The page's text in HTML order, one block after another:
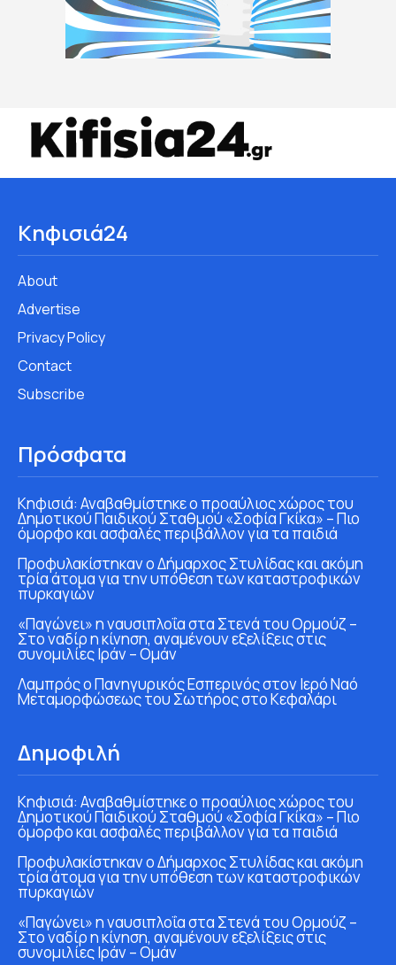
Κηφισιά24
About
Advertise
Privacy Policy
Contact
Subscribe
Πρόσφατα
Κηφισιά: Αναβαθμίστηκε ο προαύλιος χώρος του
Δημοτικού Παιδικού Σταθμού «Σοφία Γκίκα» – Πιο
όμορφο και ασφαλές περιβάλλον για τα παιδιά
Προφυλακίστηκαν ο Δήμαρχος Στυλίδας και ακόμη
τρία άτομα για την υπόθεση των καταστροφικών
πυρκαγιών
«Παγώνει» η ναυσιπλοΐα στα Στενά του Ορμούζ –
Στο ναδίρ η κίνηση, αναμένουν εξελίξεις στις
συνομιλίες Ιράν – Ομάν
Λαμπρός ο Πανηγυρικός Εσπερινός στον Ιερό Ναό
Μεταμορφώσεως του Σωτήρος στο Κεφαλάρι
Δημοφιλή
Κηφισιά: Αναβαθμίστηκε ο προαύλιος χώρος του
Δημοτικού Παιδικού Σταθμού «Σοφία Γκίκα» – Πιο
όμορφο και ασφαλές περιβάλλον για τα παιδιά
Προφυλακίστηκαν ο Δήμαρχος Στυλίδας και ακόμη
τρία άτομα για την υπόθεση των καταστροφικών
πυρκαγιών
«Παγώνει» η ναυσιπλοΐα στα Στενά του Ορμούζ –
Στο ναδίρ η κίνηση, αναμένουν εξελίξεις στις
συνομιλίες Ιράν – Ομάν